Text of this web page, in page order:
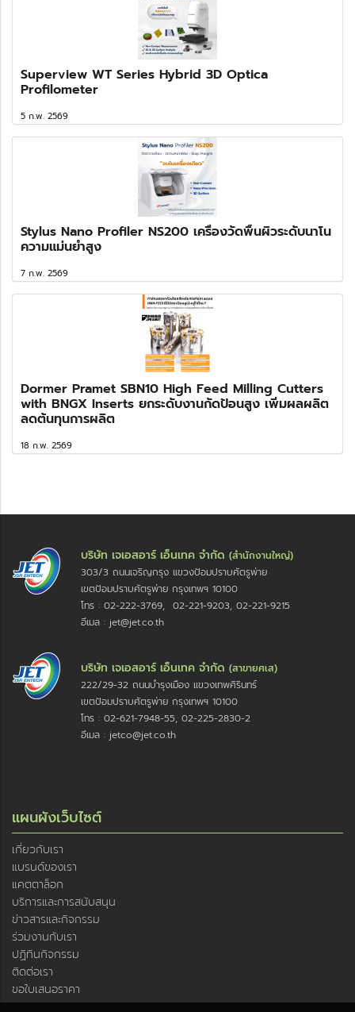
Superview WT Series Hybrid 3D Optica
Profilometer
5 ก.พ. 2569
Stylus Nano Profiler NS200 เครื่องวัดพื้นผิวระดับนาโน
ความแม่นยำสูง
7 ก.พ. 2569
Dormer Pramet SBN10 High Feed Milling Cutters
with BNGX Inserts ยกระดับงานกัดป้อนสูง เพิ่มผลผลิต
ลดต้นทุนการผลิต
18 ก.พ. 2569
บริษัท เจเอสอาร์ เอ็นเทค จำกัด (สำนักงานใหญ่)
303/3 ถนนเจริญกรุง แขวงป้อมปราบศัตรูพ่าย
เขตป้อมปราบศัตรูพ่าย กรุงเทพฯ 10100
โทร : 02-222-3769, 02-221-9203, 02-221-9215
อีเมล : jet@jet.co.th
บริษัท เจเอสอาร์ เอ็นเทค จำกัด (สาขายศเส)
222/29-32 ถนนบำรุงเมือง แขวงเทพศิรินทร์
เขตป้อมปราบศัตรูพ่าย กรุงเทพฯ 10100
โทร : 02-621-7948-55, 02-225-2830-2
อีเมล : jetco@jet.co.th
แผนผังเว็บไซต์
เกี่ยวกับเรา
แบรนด์ของเรา
แคตตาล็อก
บริการและการสนับสนุน
ข่าวสารและกิจกรรม
ร่วมงานกับเรา
ปฏิทินกิจกรรม
ติดต่อเรา
ขอใบเสนอราคา